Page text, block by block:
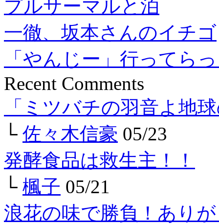
プルサーマルと泊
一徹、坂本さんのイチゴ
「やんじー」行ってら
Recent Comments
「ミツバチの羽音よ地
└ 佐々木信豪 05/23
発酵食品は救生主！！
└ 楓子 05/21
浪花の味で勝負！あり